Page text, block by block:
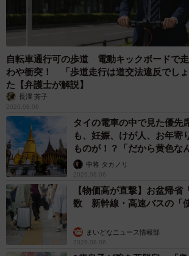
「柔軟に動いていきたい」
取材後、きくやには他の施設との連携話
ます。しかし、新たな課題について、き
こと。
「距離が離れている施設の場合は、事前
トを貸し出してセットや写真、着付はそ
を得ないかなぁ、なんて思ってます。
余裕がある年は、当店が着付けをできる
が、そこもまだ未知数なので…。お約束
結果になることだけは回避しなくてはな
きくやには振袖自体はたくさんあります
自転車通行可の歩道 電動キックボードで
わや衝突！ 「歩道走行は道交法違反でし
た【弁護士が解説】
長澤 芳子
2026.08.06
タイの電車の中で見た優
も、妊娠、けが人、お年
ものが！？「だから黄色な
中将 タカノリ
2026.08.06
【物価高が直撃】お盆帰省
数 新幹線・高速バスの「
まいどなニュース情報部
2026.08.06